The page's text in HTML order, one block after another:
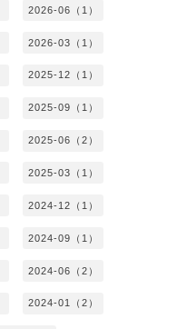
2026-06（1）
2026-03（1）
2025-12（1）
2025-09（1）
2025-06（2）
2025-03（1）
2024-12（1）
2024-09（1）
2024-06（2）
2024-01（2）